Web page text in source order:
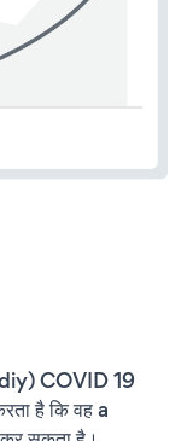
COVID 19
है कि वह a